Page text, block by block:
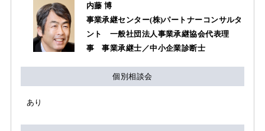
内藤 博
事業承継センター(株)パートナーコンサルタ
ント 一般社団法人事業承継協会代表理
事 事業承継士／中小企業診断士
個別相談会
あり